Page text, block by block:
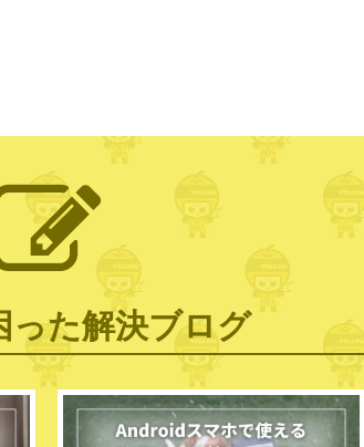
った解決ブログ